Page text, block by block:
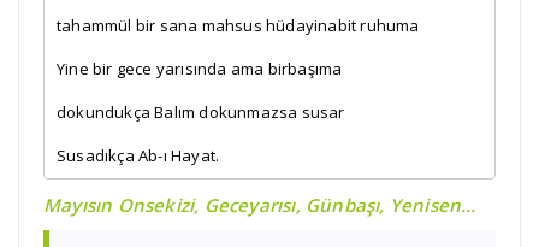
tahammül bir sana mahsus hüdayinabit ruhuma
Yine bir gece yarısında ama birbaşıma
dokundukça Balım dokunmazsa susar
Susadıkça Ab-ı Hayat.
Mayısın Onsekizi, Geceyarısı, Günbaşı, Yenisen…